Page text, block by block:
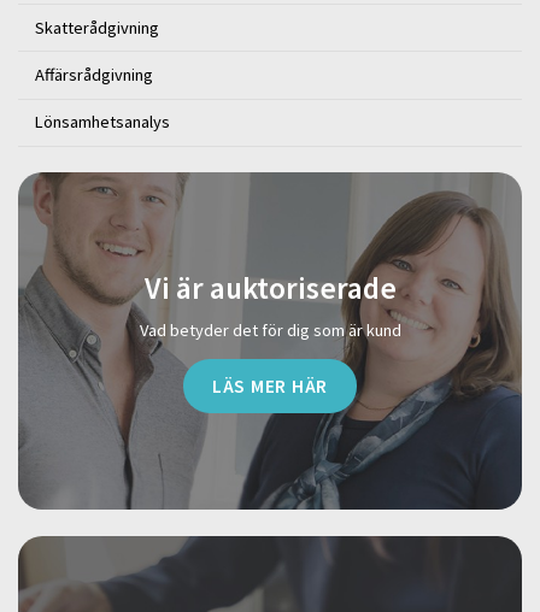
Skatterådgivning
Affärsrådgivning
Lönsamhetsanalys
Vi är auktoriserade
Vad betyder det för dig som är kund
LÄS MER HÄR